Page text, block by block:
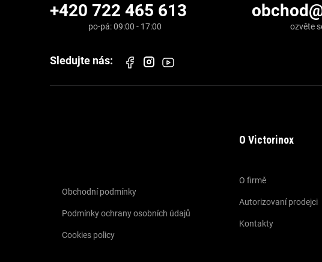
obchod
+420 722 465 613
Obchodní podmínky
Podmínky ochrany osobních údajů
Cookies policy
O Victorinox
O firmě
Autorizovaní prodejci
Kontakty